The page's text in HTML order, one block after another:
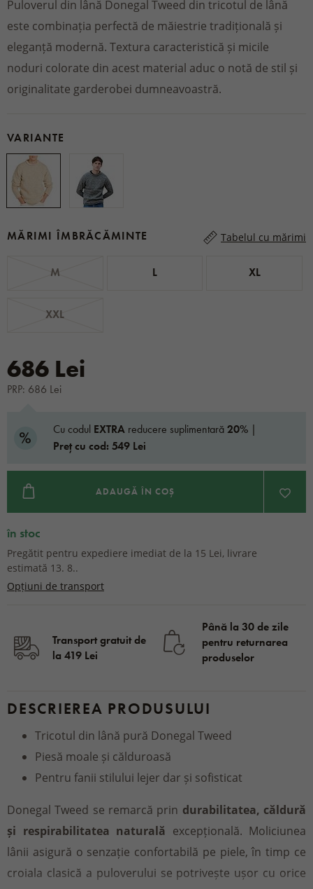
Puloverul din lână Donegal Tweed din tricotul de lână
este combinația perfectă de măiestrie tradițională și
eleganță modernă. Textura caracteristică și micile
noduri colorate din acest material aduc o notă de stil și
originalitate garderobei dumneavoastră.
VARIANTE
MĂRIMI ÎMBRĂCĂMINTE Tabelul cu mărimi
M L XL
XXL
686 Lei
PRP: 686 Lei
Cu codul EXTRA reducere suplimentară20% |
Preț cu cod: 549 Lei
ADAUGĂ ÎN COȘ
în stoc
Pregătit pentru expediere imediat de la 15 Lei, livrare
estimată 13. 8..
Opțiuni de transport
Transport gratuit de
la 419 Lei
Până la 30 de zile
pentru returnarea
produselor
DESCRIEREA PRODUSULUI
Tricotul din lână pură Donegal Tweed
Piesă moale și călduroasă
Pentru fanii stilului lejer dar și sofisticat
Donegal Tweed se remarcă prin durabilitatea, căldură
și respirabilitatea naturală excepțională. Moliciunea
lânii asigură o senzație confortabilă pe piele, în timp ce
croiala clasică a puloverului se potrivește ușor cu orice